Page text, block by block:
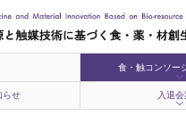
食・触コンソー
らせ 入退会